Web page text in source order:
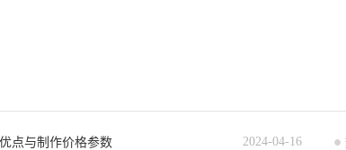
2024-04-16
点与制作价格参数